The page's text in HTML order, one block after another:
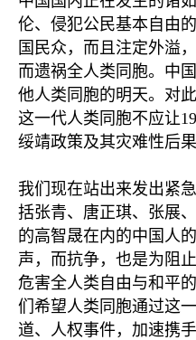
伦、侵犯公民基本自由
国民众，而且注定外溢
而遗祸全人类同胞。中
他人类同胞的明天。对
这一代人类同胞不应让
绥靖政策及其灾难性后
我们现在站出来发出紧
括张青、唐正琪、张展
的高智晟在内的中国人
声，而抗争，也是为阻
危害全人类自由与和平
们希望人类同胞通过这
道、人权事件，加速携